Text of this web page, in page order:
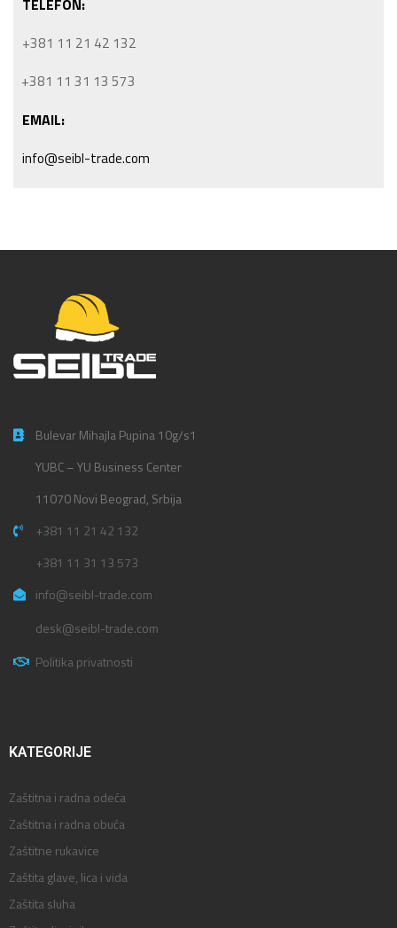
TELEFON:
+381 11 21 42 132
+381 11 31 13 573
EMAIL:
info@seibl-trade.com
Bulevar Mihajla Pupina 10g/s1
YUBC – YU Business Center
11070 Novi Beograd, Srbija
+381 11 21 42 132
+381 11 31 13 573
info@seibl-trade.com
desk@seibl-trade.com
Politika privatnosti
KATEGORIJE
Zaštitna i radna odeća
Zaštitna i radna obuća
Zaštitne rukavice
Zaštita glave, lica i vida
Zaštita sluha